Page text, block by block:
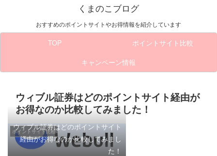
くまのこブログ
おすすめのポイントサイトやお得情報を紹介しています
TOP
ポイントサイト比較
キャンペーン情報
ウィブル証券はどのポイントサイト経由が
お得なのか比較してみました！
ポイントサイト比較
ウィブル証券はどのポイントサイト
経由がお得なのか比較してみまし
た！